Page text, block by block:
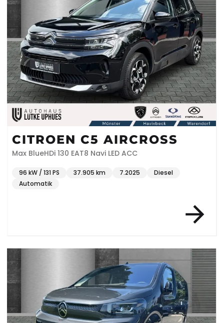
CITROEN C5 AIRCROSS
Max BlueHDi 130 EAT8 Navi LED ACC
96 kW / 131 PS 37.905 km 7.2025
Diesel
Automatik